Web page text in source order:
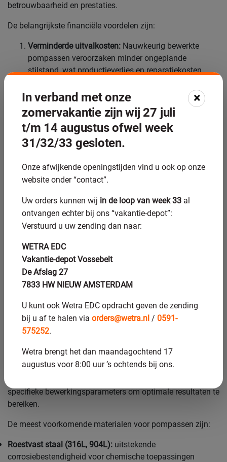
betrouwbaarheid en prestaties.
De belangrijkste financiële voordelen zijn:
Verminderde uitvalkosten: Nauwkeurig bewerkte
pompassen veroorzaken minder ongeplande
stilstand, wat productieverlies en reparatiekosten
Langere onderhoudsintervallen:
Hogere precisie leidt
tot minder slijtage, waardoor onderhoudsbeurten
minder frequent nodig zijn.
Energiebesparingen:Perfecte pasvorm en gladde
oppervlakken reduceren wrijving en verlagen het
Lagere voorraadkosten:Consistente kwaliteit
vermindert de noodzaak voor reserveonderdelen en
Voor bedrijven die afhankelijk zijn van kritieke
pompsystemen kunnen deze besparingen oplopen tot
bewerking wordt vaak binnen het eerste jaar terugverdiend
door de verbeterde systeembetrouwbaarheid.
Welke materialen kunnen
met CNC worden bewerkt
voor pompassen?
worden gebruikt voor pompassen, waaronder roestvast
staal, koolstofstaal, brons, messing, titanium en
specifieke bewerkingsparameters om optimale resultaten te
bereiken.
De meest voorkomende materialen voor pompassen zijn:
Roestvast staal (316L, 904L): uitstekende
corrosiebestendigheid voor chemische toepassingen
In verband met onze
zomervakantie zijn wij 27 juli
t/m 14 augustus ofwel week
31/32/33 gesloten.
×
Onze afwijkende openingstijden vind u ook op onze
website onder “contact”.
Uw orders kunnen wij in de loop van week 33 al
ontvangen echter bij ons “vakantie-depot”:
Verstuurd u uw zending dan naar:
WETRA EDC
Vakantie-depot Vossebelt
De Afslag 27
7833 HW NIEUW AMSTERDAM
U kunt ook Wetra EDC opdracht geven de zending
bij u af te halen via orders@wetra.nl / 0591-
575252.
Wetra brengt het dan maandagochtend 17
augustus voor 8:00 uur ’s ochtends bij ons.